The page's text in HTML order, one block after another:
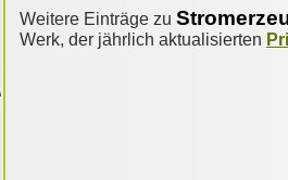
Weitere Einträge zu
Werk, der jährlich aktualisierten